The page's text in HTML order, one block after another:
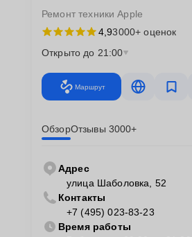
Ремонт техники Apple
4,93000+ оценок
Открыто до 21:00
Маршрут
ОбзорОтзывы 3000+
Адрес
улица Шаболовка, 52
Контакты
+7 (495) 023-83-23
Время работы